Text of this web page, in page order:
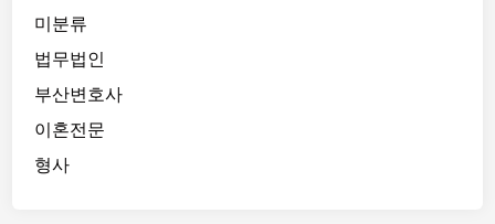
미분류
법무법인
부산변호사
이혼전문
형사